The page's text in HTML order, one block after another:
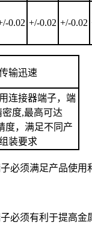
0.02 +/-0.02 +/-0.02
输迅速
连接器端子，端
度,最高可达
度，满足不同产
装要求
必须满足产品使用
必须有利于提高金